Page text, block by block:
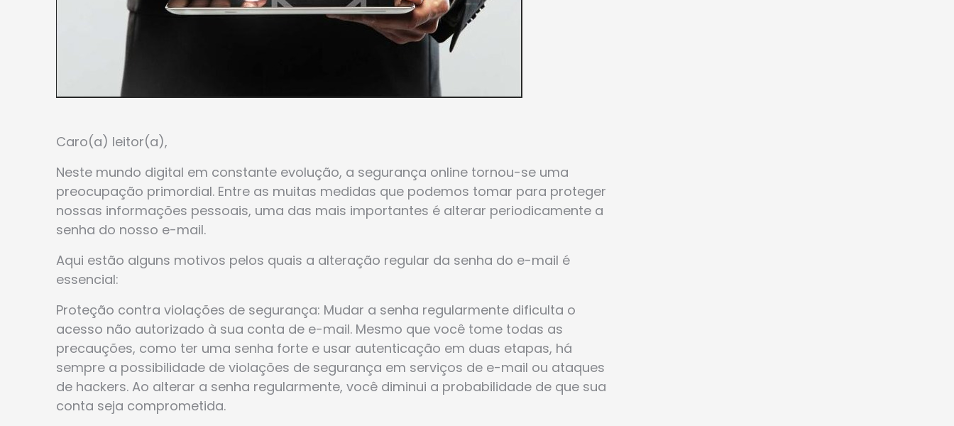
Caro(a) leitor(a),
Neste mundo digital em constante evolução, a segurança online tornou-se uma
preocupação primordial. Entre as muitas medidas que podemos tomar para proteger
nossas informações pessoais, uma das mais importantes é alterar periodicamente a
senha do nosso e-mail.
Aqui estão alguns motivos pelos quais a alteração regular da senha do e-mail é
essencial:
Proteção contra violações de segurança: Mudar a senha regularmente dificulta o
acesso não autorizado à sua conta de e-mail. Mesmo que você tome todas as
precauções, como ter uma senha forte e usar autenticação em duas etapas, há
sempre a possibilidade de violações de segurança em serviços de e-mail ou ataques
de hackers. Ao alterar a senha regularmente, você diminui a probabilidade de que sua
conta seja comprometida.